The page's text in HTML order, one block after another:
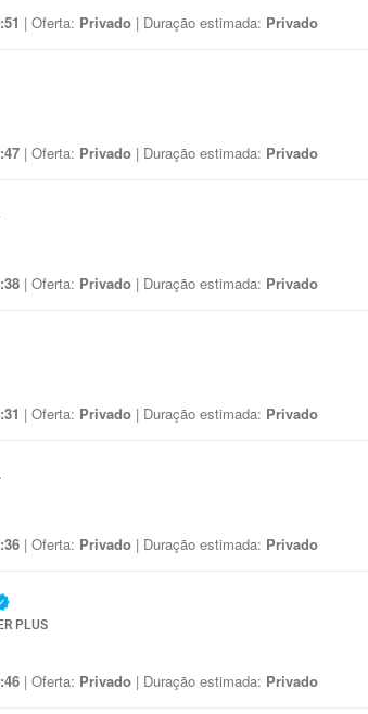
| Oferta: Privado | Duração estimada: Privado
| Oferta: Privado | Duração estimada: Privado
| Oferta: Privado | Duração estimada: Privado
| Oferta: Privado | Duração estimada: Privado
| Oferta: Privado | Duração estimada: Privado
PLUS
| Oferta: Privado | Duração estimada: Privado